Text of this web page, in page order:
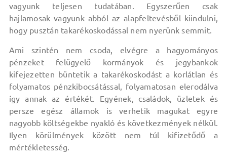
vagyunk teljesen tudatában. Egyszerűen csak
hajlamosak vagyunk abból az alapfeltevésből kiindulni,
hogy pusztán takarékoskodással nem nyerünk semmit.
Ami szintén nem csoda, elvégre a hagyományos
pénzeket felügyelő kormányok és jegybankok
kifejezetten büntetik a takarékoskodást a korlátlan és
folyamatos pénzkibocsátással, folyamatosan elerodálva
így annak az értékét. Egyének, családok, üzletek és
persze egész államok is verhetik magukat egyre
nagyobb költségekbe nyakló és következmények nélkül.
Ilyen körülmények között nem túl kifizetődő a
mértékletesség.